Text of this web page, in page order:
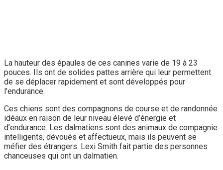
La hauteur des épaules de ces canines varie de 19 à 23
pouces. Ils ont de solides pattes arrière qui leur permettent
de se déplacer rapidement et sont développés pour
l’endurance.
Ces chiens sont des compagnons de course et de randonnée
idéaux en raison de leur niveau élevé d’énergie et
d’endurance. Les dalmatiens sont des animaux de compagnie
intelligents, dévoués et affectueux, mais ils peuvent se
méfier des étrangers. Lexi Smith fait partie des personnes
chanceuses qui ont un dalmatien.